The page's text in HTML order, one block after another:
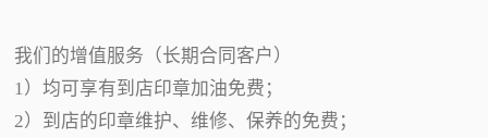
我们的增值服务（长期合同客户）
1）均可享有到店印章加油免费；
2）到店的印章维护、维修、保养的免费；